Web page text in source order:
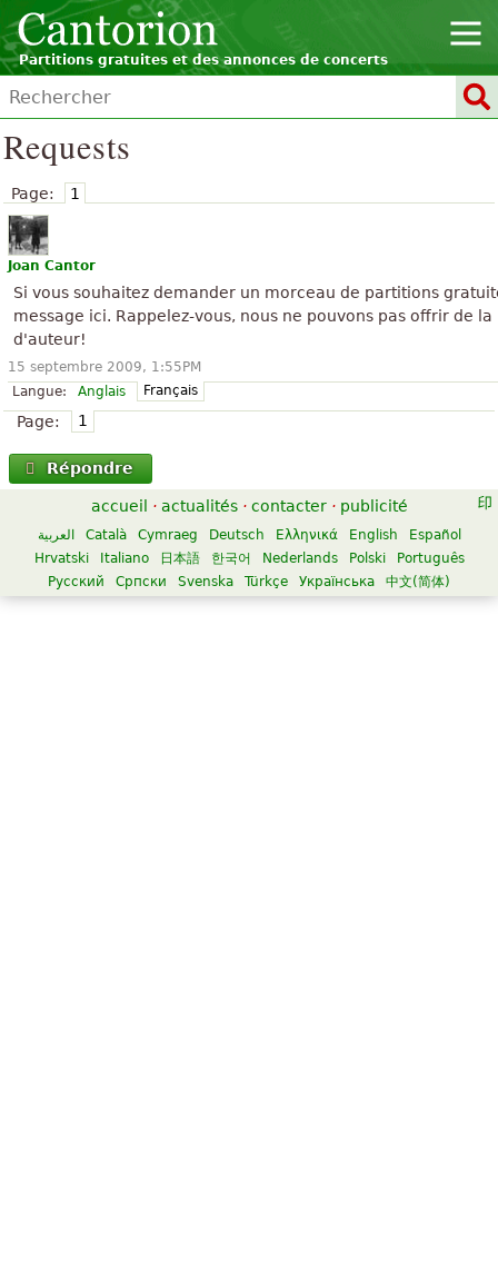
Partitions gratuites et des annonces de concerts
Requests
Page: 1
Joan Cantor
Si vous souhaitez demander un morceau de partitions
message ici. Rappelez-vous, nous ne pouvons pas offrir de
d'auteur!
15 septembre 2009, 1:55PM
Langue:
Anglais Français
Page: 1
Répondre
accueil · actualités · contacter · publicité
العربية Català Cymraeg Deutsch Ελληνικά English
Español
Hrvatski
Italiano 日本語 한국어 Nederlands Polski
Português
Русский
Српски Svenska Türkçe Українська 中文(简体)